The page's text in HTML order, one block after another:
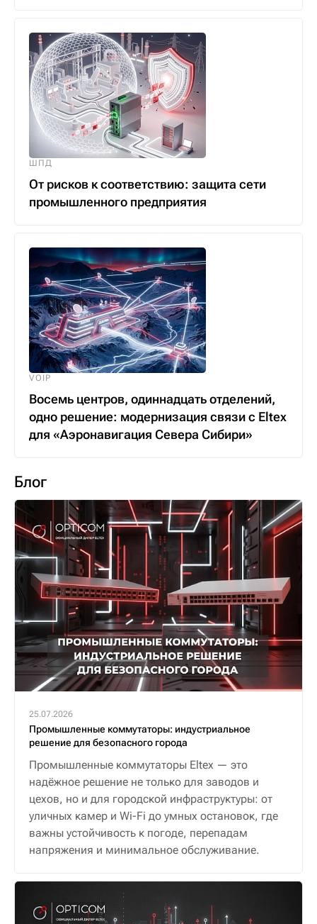
ШПД
От рисков к соответствию: защита сети
промышленного предприятия
VOIP
Восемь центров, одиннадцать отделений,
одно решение: модернизация связи с Eltex
для «Аэронавигация Севера Сибири»
Блог
25.07.2026
Промышленные коммутаторы: индустриальное
решение для безопасного города
Промышленные коммутаторы Eltex — это
надёжное решение не только для заводов и
цехов, но и для городской инфраструктуры: от
уличных камер и Wi-Fi до умных остановок, где
важны устойчивость к погоде, перепадам
напряжения и минимальное обслуживание.